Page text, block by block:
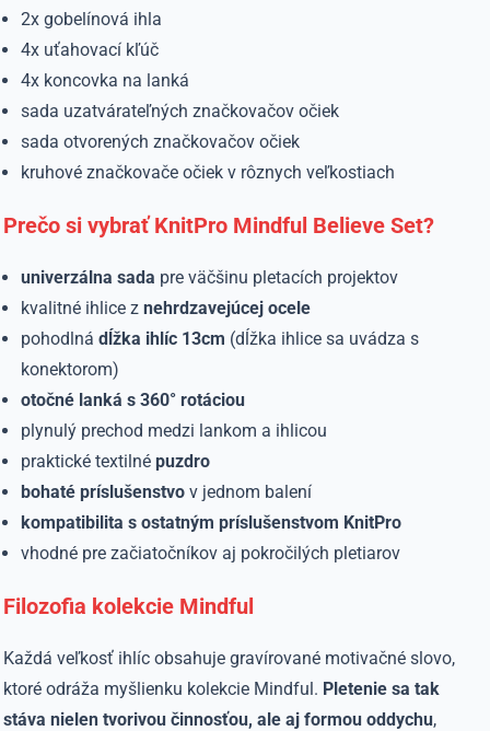
2x gobelínová ihla
4x uťahovací kľúč
4x koncovka na lanká
sada uzatvárateľných značkovačov očiek
sada otvorených značkovačov očiek
kruhové značkovače očiek v rôznych veľkostiach
Prečo si vybrať KnitPro Mindful Believe Set?
univerzálna sada pre väčšinu pletacích projektov
kvalitné ihlice znehrdzavejúcej ocele
pohodlnádĺžka ihlíc 13cm (dĺžka ihlice sa uvádza s
konektorom)
otočné lanká s 360° rotáciou
plynulý prechod medzi lankom a ihlicou
praktické textilnépuzdro
bohaté príslušenstvo v jednom balení
kompatibilita s ostatným príslušenstvom KnitPro
vhodné pre začiatočníkov aj pokročilých pletiarov
Filozofia kolekcie Mindful
Každá veľkosť ihlíc obsahuje gravírované motivačné slovo,
ktoré odráža myšlienku kolekcie Mindful. Pletenie sa tak
stáva nielen tvorivou činnosťou, ale aj formou oddychu,